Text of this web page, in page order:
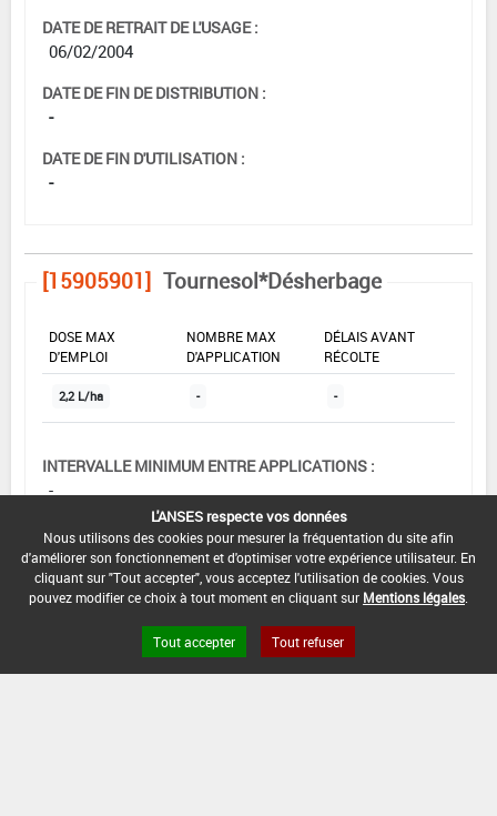
DATE DE RETRAIT DE L'USAGE :
06/02/2004
DATE DE FIN DE DISTRIBUTION :
-
DATE DE FIN D'UTILISATION :
-
[15905901] Tournesol*Désherbage
DOSE MAX
D'EMPLOI
NOMBRE MAX
D'APPLICATION
DÉLAIS AVANT
RÉCOLTE
2,2 L/ha - -
INTERVALLE MINIMUM ENTRE APPLICATIONS :
-
DATE DE RETRAIT DE L'USAGE :
06/02/2004
DATE DE FIN DE DISTRIBUTION :
DATE DE FIN D'UTILISATION :
L'ANSES respecte vos données
Nous utilisons des cookies pour mesurer la fréquentation du site afin
d'améliorer son fonctionnement et d'optimiser votre expérience utilisateur. En
cliquant sur "Tout accepter", vous acceptez l'utilisation de cookies. Vous
pouvez modifier ce choix à tout moment en cliquant sur Mentions légales
Tout accepter Tout refuser